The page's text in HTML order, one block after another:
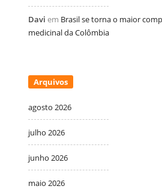
Davi em Brasil se torna o maior
medicinal da Colômbia
Arquivos
agosto 2026
julho 2026
junho 2026
maio 2026